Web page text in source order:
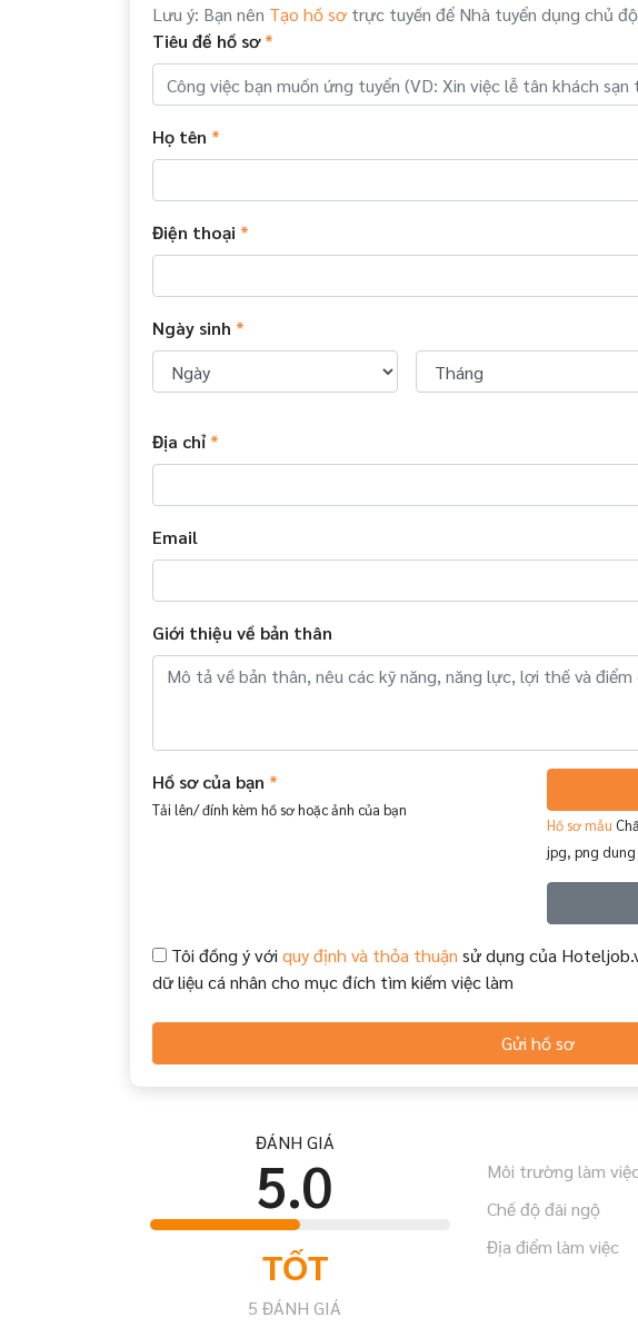
Lưu ý: Bạn nên Tạo hồ sơ trực tuyến để Nhà tuyển dụng chủ
Tiêu đề hồ sơ*
Họ tên *
Điện thoại *
Ngày sinh *
Địa chỉ *
Email
Giới thiệu về bản thân
Hồ sơ của bạn *
Tải lên/ đính kèm hồ sơ hoặc ảnh của bạn
Hồ sơ mẫu
jpg, png
Tôi đồng ý với quy định và thỏa thuận sử dụng của
dữ liệu cá nhân cho mục đích tìm kiếm việc làm
Gửi hồ sơ
ĐÁNH GIÁ
5.0
TỐT
5 ĐÁNH GIÁ
Môi trường làm việc
Chế độ đãi ngộ
Địa điểm làm việc